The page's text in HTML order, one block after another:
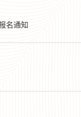
名通知